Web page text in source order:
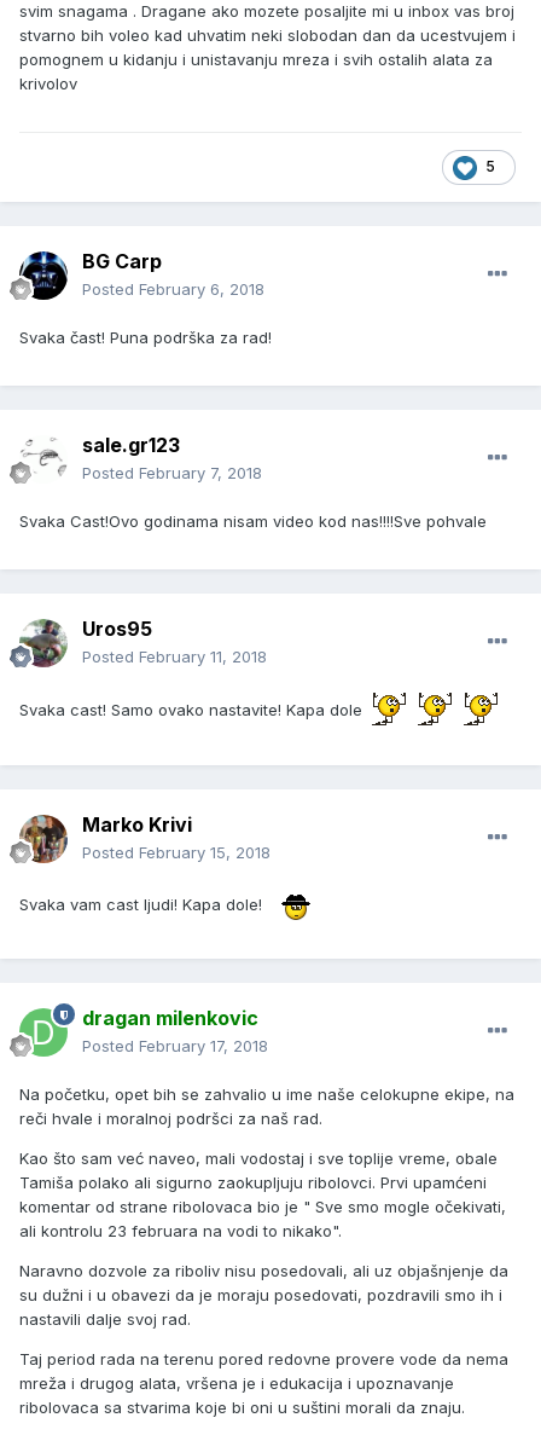
svim snagama . Dragane ako mozete posaljite mi u inbox vas broj
stvarno bih voleo kad uhvatim neki slobodan dan da ucestvujem i
pomognem u kidanju i unistavanju mreza i svih ostalih alata za
krivolov
5
BG Carp
Posted February 6, 2018
Svaka čast! Puna podrška za rad!
sale.gr123
Posted February 7, 2018
Svaka Cast!Ovo godinama nisam video kod nas!!!!Sve pohvale
Uros95
Posted February 11, 2018
Svaka cast! Samo ovako nastavite! Kapa dole
Marko Krivi
Posted February 15, 2018
Svaka vam cast ljudi! Kapa dole!
dragan milenkovic
Posted February 17, 2018
Na početku, opet bih se zahvalio u ime naše celokupne ekipe, na
reči hvale i moralnoj podršci za naš rad.
Kao što sam već naveo, mali vodostaj i sve toplije vreme, obale
Tamiša polako ali sigurno zaokupljuju ribolovci. Prvi upamćeni
komentar od strane ribolovaca bio je " Sve smo mogle očekivati,
ali kontrolu 23 februara na vodi to nikako".
Naravno dozvole za riboliv nisu posedovali, ali uz objašnjenje da
su dužni i u obavezi da je moraju posedovati, pozdravili smo ih i
nastavili dalje svoj rad.
Taj period rada na terenu pored redovne provere vode da nema
mreža i drugog alata, vršena je i edukacija i upoznavanje
ribolovaca sa stvarima koje bi oni u suštini morali da znaju.